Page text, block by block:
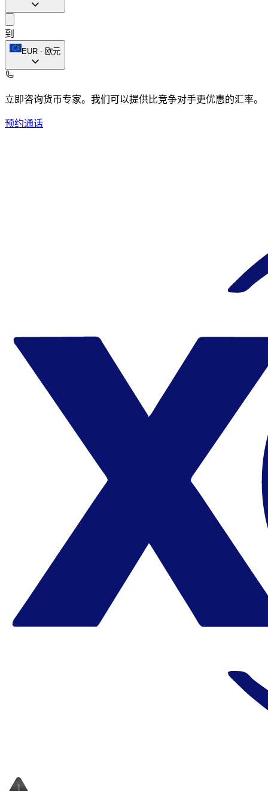
到
EUR - 欧元
立即咨询货币专家。 我们可以提供比竞争对手更优惠的汇率。
预约通话